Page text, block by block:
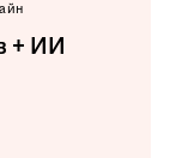
+ ИИ